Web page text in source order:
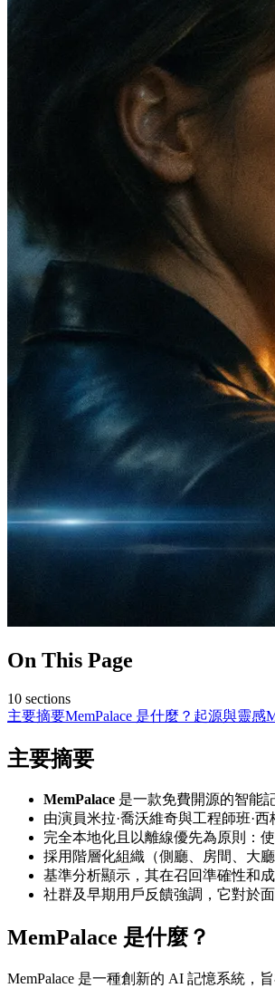
On This Page
10 sections
主要摘要MemPalace 是什麼？ 起源與靈感
主要摘要
MemPalace 是一款免費開源的智能
由演員米拉·喬沃維奇與工程師班·
完全本地化且以離線優先為原則：
採用階層化組織（側廳、房間、大
基準分析顯示，其在召回準確性和
社群及早期用戶反饋強調，它對於
MemPalace 是什麼？
MemPalace 是一種創新的 AI 記憶系統